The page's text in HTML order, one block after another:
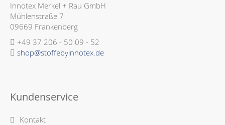
Innotex Merkel + Rau GmbH
Mühlenstraße 7
09669 Frankenberg
+49 37 206 - 50 09 - 52
shop@stoffebyinnotex.de
Kundenservice
Kontakt